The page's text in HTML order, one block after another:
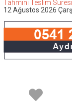
Tahmini Teslim Süresi
12 Ağustos 2026